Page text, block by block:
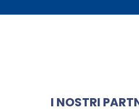
I NOSTRI